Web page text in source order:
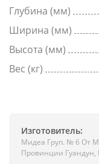
Глубина (мм)
Ширина (мм)
Высота (мм)
Вес (кг)
Изготовитель:
Мидеа Груп. № 6 От
Провинции Гуандун,